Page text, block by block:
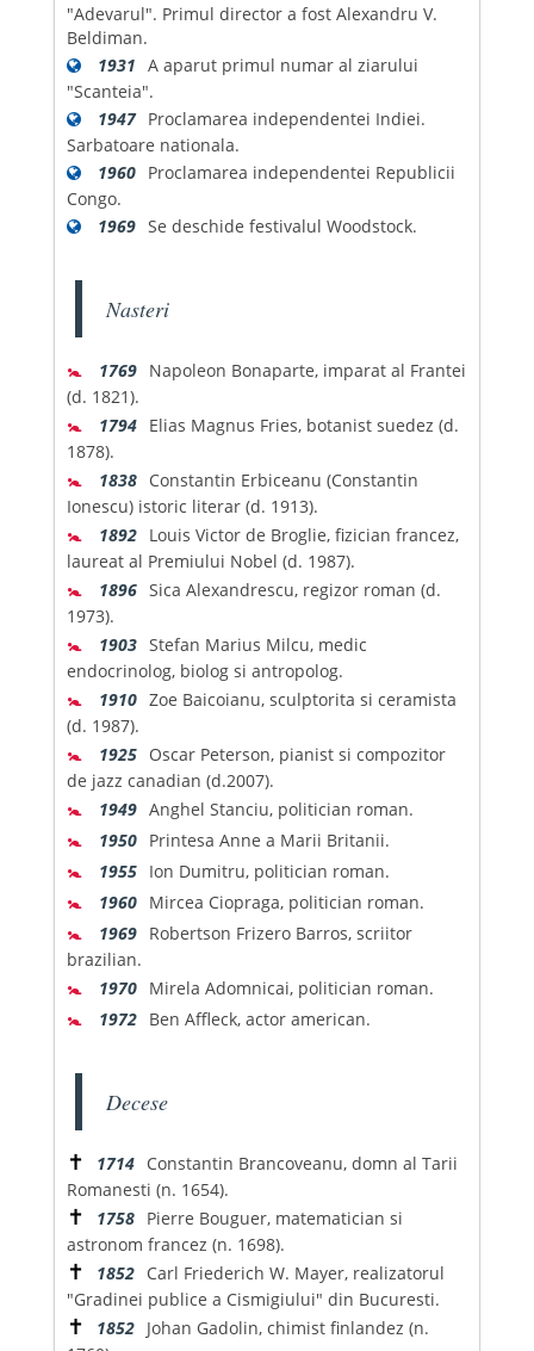
"Adevarul". Primul director a fost Alexandru V.
Beldiman.
1931 A aparut primul numar al ziarului
"Scanteia".
1947 Proclamarea independentei Indiei.
Sarbatoare nationala.
1960 Proclamarea independentei Republicii
Congo.
1969 Se deschide festivalul Woodstock.
Nasteri
🚼 1769 Napoleon Bonaparte, imparat al Frantei
(d. 1821).
🚼 1794 Elias Magnus Fries, botanist suedez (d.
1878).
🚼 1838 Constantin Erbiceanu (Constantin
Ionescu) istoric literar (d. 1913).
🚼 1892 Louis Victor de Broglie, fizician francez,
laureat al Premiului Nobel (d. 1987).
🚼 1896 Sica Alexandrescu, regizor roman (d.
1973).
🚼 1903 Stefan Marius Milcu, medic
endocrinolog, biolog si antropolog.
🚼 1910 Zoe Baicoianu, sculptorita si ceramista
(d. 1987).
🚼 1925 Oscar Peterson, pianist si compozitor
de jazz canadian (d.2007).
🚼 1949 Anghel Stanciu, politician roman.
🚼 1950 Printesa Anne a Marii Britanii.
🚼 1955 Ion Dumitru, politician roman.
🚼 1960 Mircea Ciopraga, politician roman.
🚼 1969 Robertson Frizero Barros, scriitor
brazilian.
🚼 1970 Mirela Adomnicai, politician roman.
🚼 1972 Ben Affleck, actor american.
Decese
✝ 1714 Constantin Brancoveanu, domn al Tarii
Romanesti (n. 1654).
✝ 1758 Pierre Bouguer, matematician si
astronom francez (n. 1698).
✝ 1852 Carl Friederich W. Mayer, realizatorul
"Gradinei publice a Cismigiului" din Bucuresti.
✝ 1852 Johan Gadolin, chimist finlandez (n.